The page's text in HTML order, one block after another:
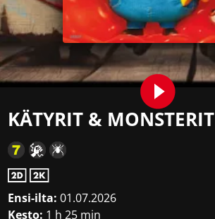
KÄTYRIT & MONSTERIT
Ensi-ilta: 01.07.2026
Kesto: 1 h 25 min